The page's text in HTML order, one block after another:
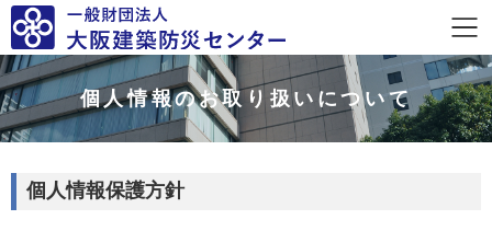
個人情報のお取り扱いについて
個人情報保護方針